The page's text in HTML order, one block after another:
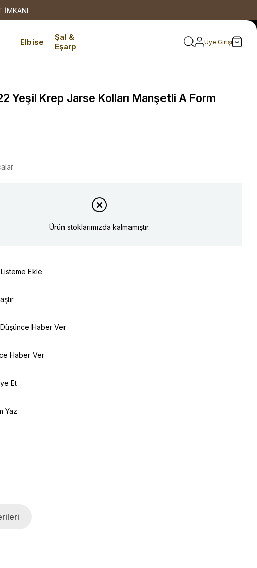
İMKANI
Elbise
Şal &
Eşarp
Üye Girişi
Yeşil Krep Jarse Kolları Manşetli A Form
Ürün stoklarımızda kalmamıştır.
Ekle
Haber Ver
Haber Ver
Et
Yaz